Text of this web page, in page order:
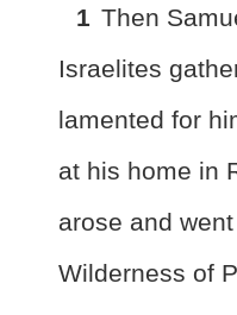
1 Then
Israelites
lamented for
at his home in
arose and
Wilderness of